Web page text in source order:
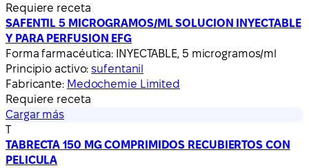
Requiere receta
SAFENTIL 5 MICROGRAMOS/ML SOLUCION INYECTABLE
Y PARA PERFUSION EFG
Forma farmacéutica: INYECTABLE, 5 microgramos/ml
Principio activo:sufentanil
Fabricante: Medochemie Limited
Requiere receta
Cargar más
T
TABRECTA 150 MG COMPRIMIDOS RECUBIERTOS CON
PELICULA